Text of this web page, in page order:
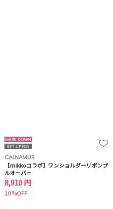
CALNAMUR
【mikkoコラボ】ワンショルダーリボンプ
ルオーバー
8,910 円
10%OFF